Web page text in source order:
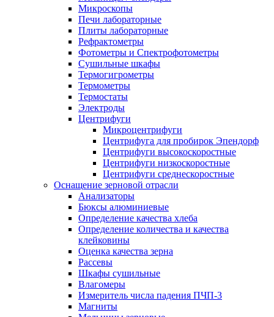
Микроскопы
Печи лабораторные
Плиты лабораторные
Рефрактометры
Фотометры и Спектрофотометры
Сушильные шкафы
Термогигрометры
Термометры
Термостаты
Электроды
Центрифуги
Микроцентрифуги
Центрифуга для пробирок Эпендорф
Центрифуги высокоскоростные
Центрифуги низкоскоростные
Центрифуги среднескоростные
Оснащение зерновой отрасли
Анализаторы
Бюксы алюминиевые
Определение качества хлеба
Определение количества и качества
клейковины
Оценка качества зерна
Рассевы
Шкафы сушильные
Влагомеры
Измеритель числа падения ПЧП-3
Магниты